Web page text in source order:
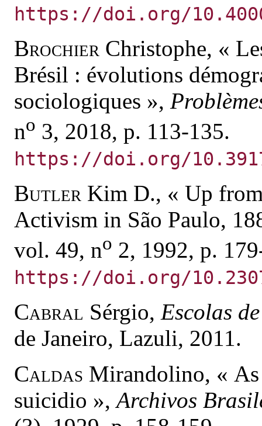
https://doi.org/
Brochier Christophe, «
Brésil : évolutions
sociologiques »,
no 3, 2018, p. 113-135.
https://doi.org/
Butler Kim D., « Up
Activism in São Paulo,
vol. 49, no 2, 1992, p.
https://doi.org/
Cabral Sérgio, Escolas
de Janeiro, Lazuli, 2011.
Caldas Mirandolino, « As
suicidio »,Archivos